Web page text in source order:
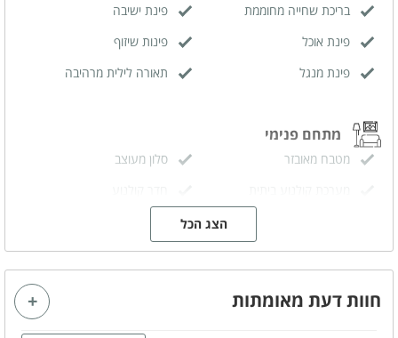
בריכת שחייה מחוממת
פינת ישיבה
פינת אוכל
פינות שיזוף
פינת מנגל
תאורה לילית מרהיבה
מתחם פנימי
מטבח מאובזר
סלון מעוצב
קהל יעד
זוגות
הצג הכל
חוות דעת מאומתות